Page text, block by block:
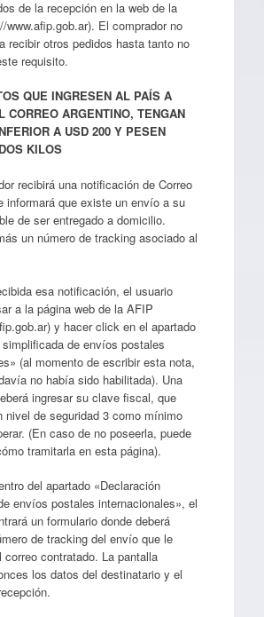
de la recepción en la web de la
www.afip.gob.ar). El comprador no
recibir otros pedidos hasta tanto no
requisito.
QUE INGRESEN AL PAÍS A
CORREO ARGENTINO, TENGAN
A USD 200 Y PESEN
KILOS
recibirá una notificación de Correo
informará que existe un envío a su
de ser entregado a domicilio.
un número de tracking asociado al
esa notificación, el usuario
a la página web de la AFIP
y hacer click en el apartado
simplificada de envíos postales
(al momento de escribir esta nota,
no había sido habilitada). Una
ingresar su clave fiscal, que
nivel de seguridad 3 como mínimo
(En caso de no poseerla, puede
tramitarla en esta página).
del apartado «Declaración
envíos postales internacionales», el
un formulario donde deberá
de tracking del envío que le
correo contratado. La pantalla
los datos del destinatario y el